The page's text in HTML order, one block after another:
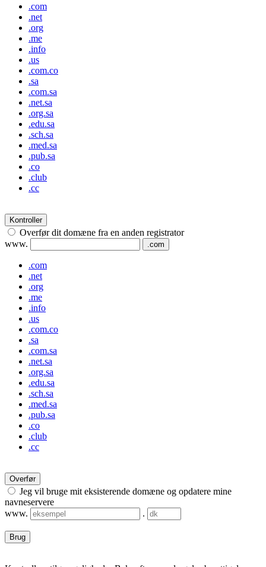
.com
.net
.org
.me
.info
.us
.com.co
.sa
.com.sa
.net.sa
.org.sa
.edu.sa
.sch.sa
.med.sa
.pub.sa
.co
.club
.cc
Kontroller
Overfør dit domæne fra en anden registrator
www.
.com
.com
.net
.org
.me
.info
.us
.com.co
.sa
.com.sa
.net.sa
.org.sa
.edu.sa
.sch.sa
.med.sa
.pub.sa
.co
.club
.cc
Overfør
Jeg vil bruge mit eksisterende domæne og opdatere mine
navneservere
www.
.
Brug